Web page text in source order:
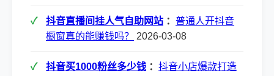
抖音直播间挂人气自助网站 ： 普通人开抖音
橱窗真的能赚钱吗？
2026-03-08
抖音买1000粉丝多少钱 ： 抖音小店爆款打造